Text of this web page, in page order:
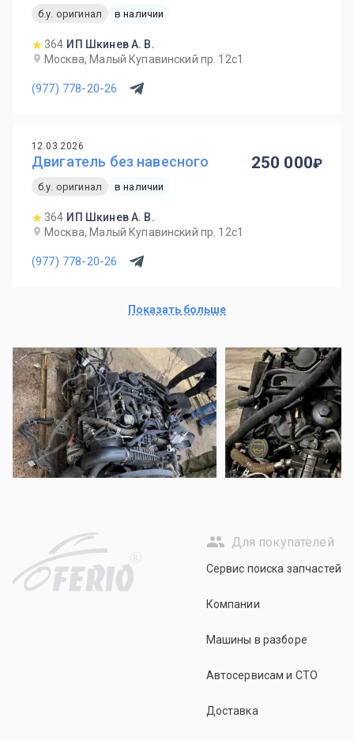
б.у. оригинал в наличии
364 ИП Шкинев А. В.
Москва, Малый Купавинский пр. 12с1
(977) 778-20-26
12.03.2026
Двигатель без навесного
б.у. оригинал в наличии
364 ИП Шкинев А. В.
Москва, Малый Купавинский пр. 12с1
(977) 778-20-26
250 000
Показать больше
R
Для покупателей
Сервис поиска запчастей
Компании
Машины в разборе
Автосервисам и СТО
Доставка